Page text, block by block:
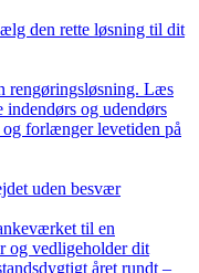
den rette løsning til dit
rengøringsløsning. Læs
og udendørs
og forlænger levetiden på
uden besvær
til en
og vedligeholder dit
året rundt –